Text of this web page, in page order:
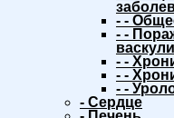
- -
- -
- -
- -
- -
- Сердце